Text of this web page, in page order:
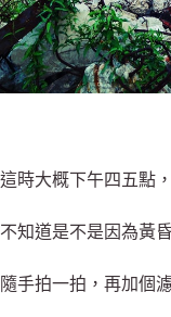
這時大概下午四五點
不知道是不是因為黃
隨手拍一拍，再加個